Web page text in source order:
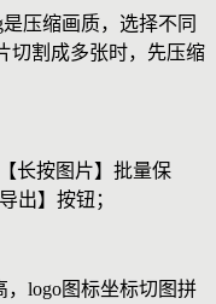
压缩画质，选择不同
切割成多张时，先压缩
长按图片】批量保
出】按钮；
，logo图标坐标切图拼